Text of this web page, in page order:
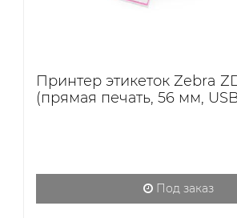
Принтер этикеток Zebra
(прямая печать, 56 мм,
Под заказ